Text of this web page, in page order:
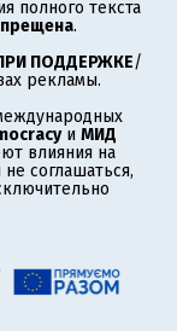
полного текста
.
ПОДДЕРЖКЕ/
рекламы.
и МИД
влияния на
соглашаться,